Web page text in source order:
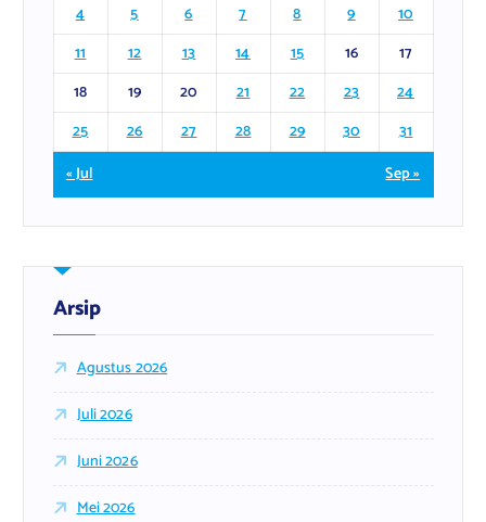
4
5 6 7 8 9
10
11
12 13 14 15 16
17
18
19 20 21 22 23
24
25
26 27 28 29 30
31
« Jul
Sep »
Arsip
Agustus 2026
Juli 2026
Juni 2026
Mei 2026